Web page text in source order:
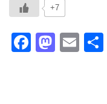
+7
Facebook